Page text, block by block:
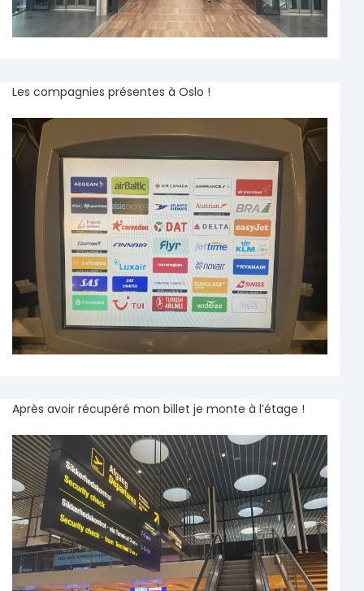
Les compagnies présentes à Oslo !
Après avoir récupéré mon billet je monte à l’étage !